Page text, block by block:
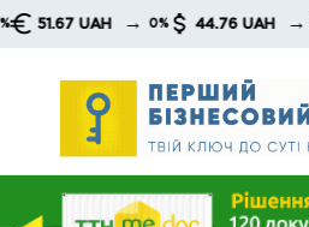
Skip
UAH → 0% 44.76 UAH → 0%